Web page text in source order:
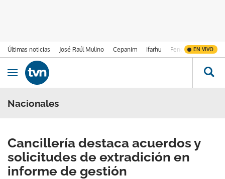
Últimas noticias José Raúl Mulino Cepanim Ifarhu Fenómeno de El
EN VIVO
Ir al contenido
Obrir navegació
Nacionales
Cancillería destaca acuerdos y
solicitudes de extradición en
informe de gestión